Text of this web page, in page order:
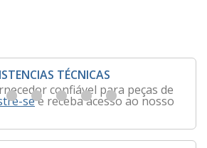
TÉCNICAS
confiável para peças de
see receba acesso ao nosso